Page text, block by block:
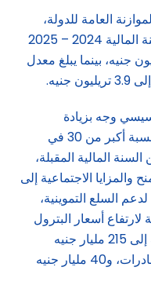
العامة للدولة،
الممثلة في الجهاز الإداري، خلال السنة المالية 2024 – 2025
المائة لتصل إلى 2.6 تريليون جنيه، بينما يبلغ معدل
وجه بزيادة
مخصصات قطاعي الصحة والتعليم بنسبة أكبر من 30 في
المالية المقبلة،
الاجتماعية إلى
144 مليار جنيه لدعم السلع التموينية،
لارتفاع أسعار البترول
عالمياً وأثر تغير سعر الصرف، إضافة إلى 215 مليار جنيه
للمعاشات، و23 مليار جنيه لدعم الصادرات، و40 مليار جنيه